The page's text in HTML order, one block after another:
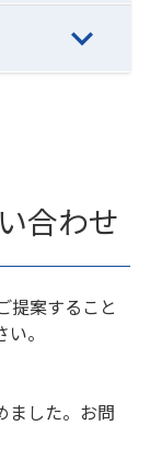
合わせ
提案すること
。
ました。お問